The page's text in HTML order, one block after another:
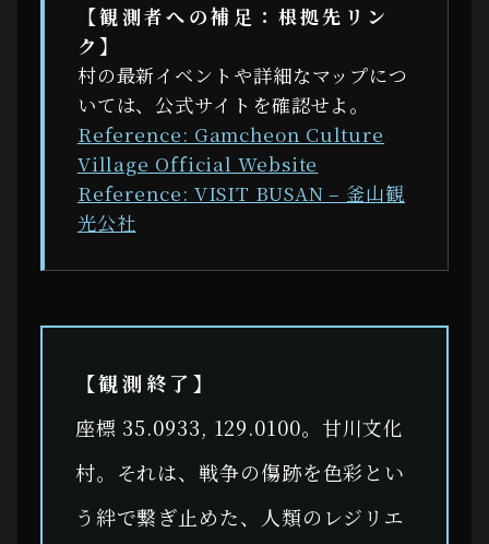
【観測者への補足：根拠先リン
ク】
村の最新イベントや詳細なマップにつ
いては、公式サイトを確認せよ。
Reference: Gamcheon Culture
Village Official Website
Reference: VISIT BUSAN – 釜山観
光公社
【観測終了】
座標 35.0933, 129.0100。甘川文化
村。それは、戦争の傷跡を色彩とい
う絆で繋ぎ止めた、人類のレジリエ